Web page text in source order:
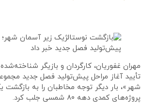
و بازیگر شناخته‌شده سینما و تلویزیون، با
فصل جدید مجموعه طنز «زیر آسمان
مخاطبان را به بازگشت یکی از موفق‌ترین